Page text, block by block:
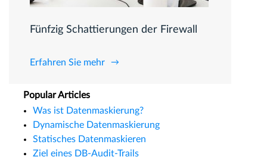
Fünfzig Schattierungen der Firewall
Erfahren Sie mehr
Popular Articles
Was ist Datenmaskierung?
Dynamische Datenmaskierung
Statisches Datenmaskieren
Ziel eines DB-Audit-Trails